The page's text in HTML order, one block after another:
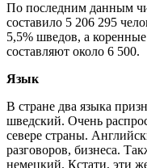
По последним данным
составило 5 206 295
5,5% шведов, а
составляют около 6 500.
Язык
В стране два языка
шведский. Очень
севере страны.
разговоров, бизнеса.
немецкий. Кстати, эти